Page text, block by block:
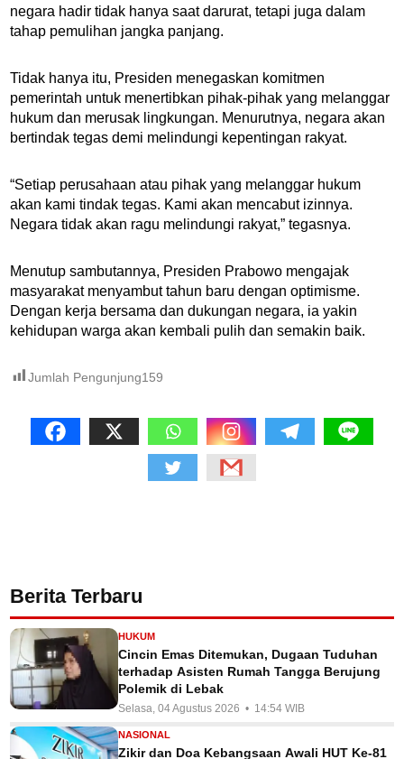
negara hadir tidak hanya saat darurat, tetapi juga dalam
tahap pemulihan jangka panjang.
Tidak hanya itu, Presiden menegaskan komitmen
pemerintah untuk menertibkan pihak-pihak yang melanggar
hukum dan merusak lingkungan. Menurutnya, negara akan
bertindak tegas demi melindungi kepentingan rakyat.
“Setiap perusahaan atau pihak yang melanggar hukum
akan kami tindak tegas. Kami akan mencabut izinnya.
Negara tidak akan ragu melindungi rakyat,” tegasnya.
Menutup sambutannya, Presiden Prabowo mengajak
masyarakat menyambut tahun baru dengan optimisme.
Dengan kerja bersama dan dukungan negara, ia yakin
kehidupan warga akan kembali pulih dan semakin baik.
Jumlah Pengunjung159
Berita Terbaru
HUKUM
Cincin Emas Ditemukan, Dugaan Tuduhan
terhadap Asisten Rumah Tangga Berujung
Polemik di Lebak
Selasa, 04 Agustus 2026 • 14:54 WIB
NASIONAL
Zikir dan Doa Kebangsaan Awali HUT Ke-81